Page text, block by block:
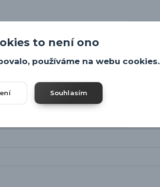
to není ono
používáme na webu cookies.
Souhlasím